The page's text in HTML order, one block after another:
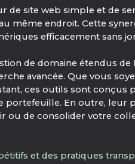
de site web simple et de
même endroit. Cette
efficacement sans
de domaine étendus
avancée. Que vous
ces outils sont conçus
portefeuille. En outre,
ou de consolider votre
et des pratiques